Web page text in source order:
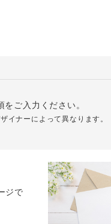
ご入力ください。
イナーによって異なります。
ジで